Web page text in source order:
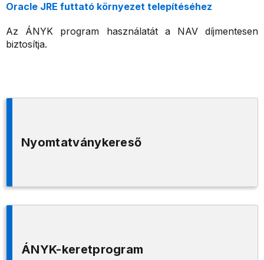
Oracle JRE futtató környezet telepítéséhez
Az ÁNYK program használatát a NAV díjmentesen
biztosítja.
Nyomtatványkereső
ÁNYK-keretprogram